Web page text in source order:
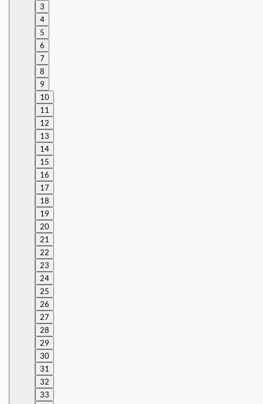
3
4
5
6
7
8
9
10
11
12
13
14
15
16
17
18
19
20
21
22
23
24
25
26
27
28
29
30
31
32
33